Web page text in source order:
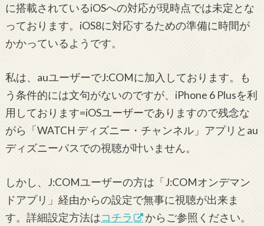
に搭載されているiOSへの対応が現時点では未定とな
っております。iOS8に対応するための準備に時間が
かかっているようです。
私は、auユーザーでJ:COMに加入しております。も
う条件的には文句がないのですが、iPhone 6 Plusを利
用しております=iOSユーザーでありますので残念な
がら「WATCH ディズニー・チャンネル」アプリとau
ディズニーパスでの視聴が叶いません。
しかし、J:COMユーザーの方は「J:COMオンデマン
ドアプリ」経由からの設定で無事に視聴が出来ま
す。詳細設定方法はコチラ からご参照ください。